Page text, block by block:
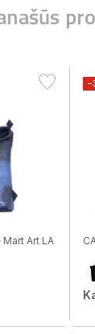
Mart Art LA